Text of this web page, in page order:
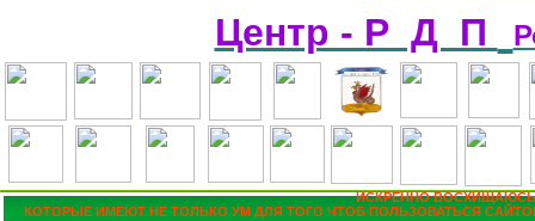
Центр - Р Д П
ИСКРЕННО
КОТОРЫЕ ИМЕЮТ НЕ ТОЛЬКО УМ ДЛЯ ТОГО ЧТОБ ПОЛЬЗОВАТЬСЯ